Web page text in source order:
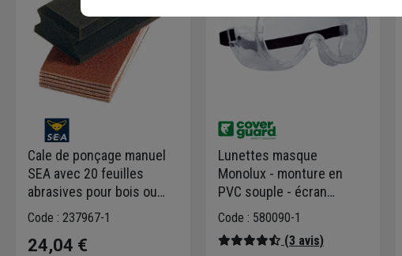
Cale de ponçage manuel
SEA avec 20 feuilles
abrasives pour bois ou
métal peint - 72x123mm -
grain 40, 80 et 120
Code : 237967-1
24,04 €
Lunettes masque
Monolux - monture en
PVC souple - écran
polycarbonate incolore
Code : 580090-1
(3 avis)